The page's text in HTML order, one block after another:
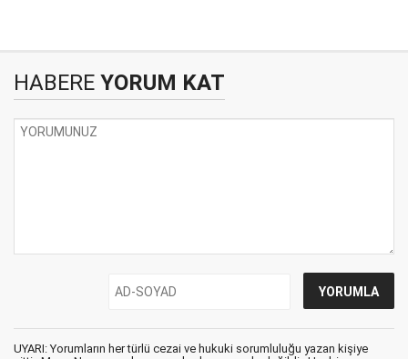
HABERE YORUM KAT
UYARI: Yorumların her türlü cezai ve hukuki sorumluluğu yazan kişiye